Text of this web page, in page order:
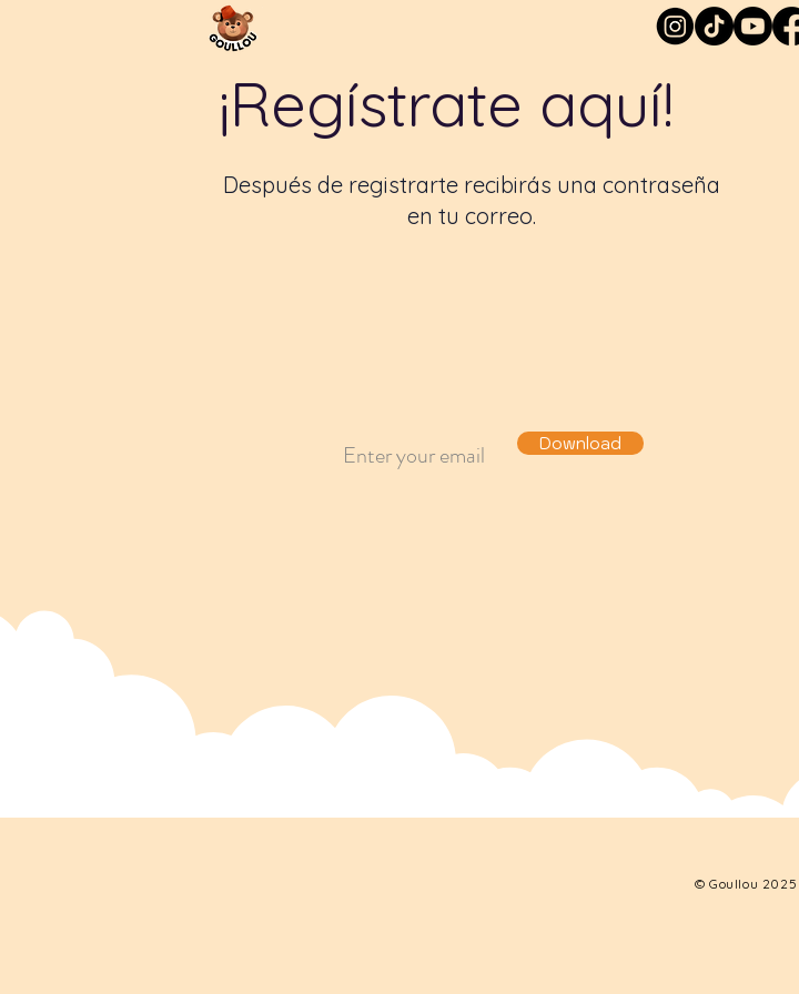
¡Regístrate aquí!
Después de registrarte recibirás una contraseña
en tu correo.
Download
© Goullou 2025